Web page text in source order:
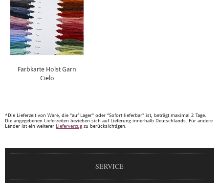
Farbkarte Holst Garn
Cielo
*Die Lieferzeit von Ware, die "auf Lager" oder "Sofort lieferbar" ist, beträgt maximal 2 Tage.
Die angegebenen Lieferzeiten beziehen sich auf Lieferung innerhalb Deutschlands. Für andere
Länder ist ein weiterer Lieferverzug zu berücksichtigen.
SERVICE